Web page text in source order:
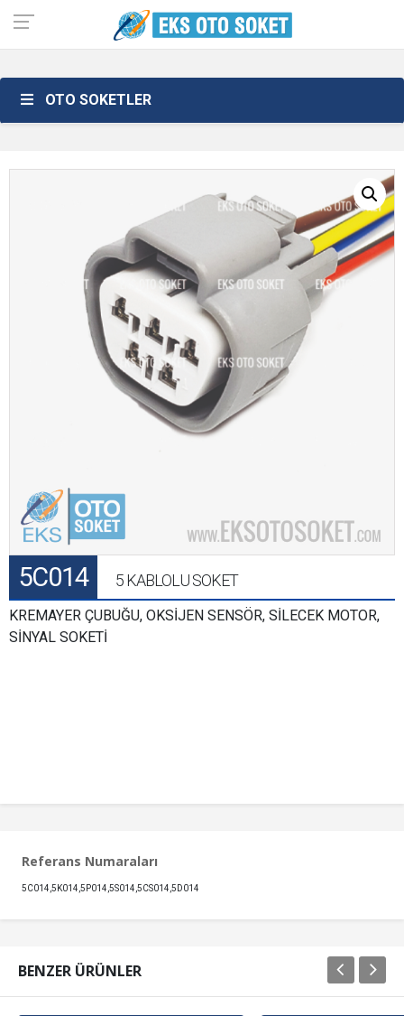
OTO SOKETLER
5C014 5 KABLOLU SOKET
KREMAYER ÇUBUĞU, OKSİJEN SENSÖR, SİLECEK MOTOR,
SİNYAL SOKETİ
Referans Numaraları
5C014,5K014,5P014,5S014,5CS014,5D014
BENZER ÜRÜNLER